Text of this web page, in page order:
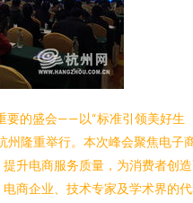
要的盛会——以“标准引领美好生
州隆重举行。本次峰会聚焦电子
升电商服务质量，为消费者创
商企业、技术专家及学术界的